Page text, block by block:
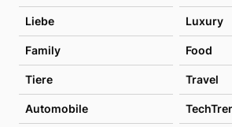
Liebe Luxury
Family Food
Tiere Travel
Automobile